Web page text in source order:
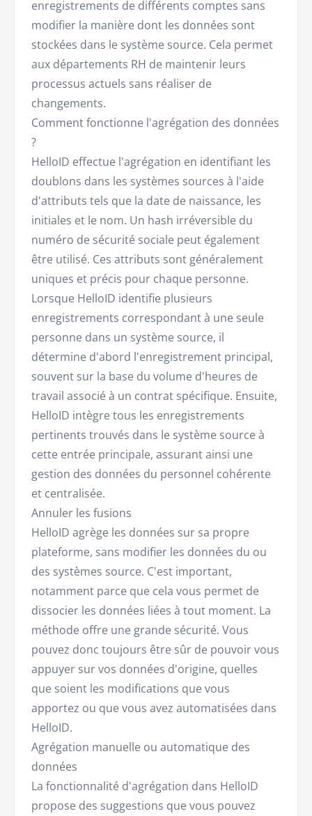
enregistrements de différents comptes sans
modifier la manière dont les données sont
stockées dans le système source. Cela permet
aux départements RH de maintenir leurs
processus actuels sans réaliser de
changements.
Comment fonctionne l'agrégation des données
?
HelloID effectue l'agrégation en identifiant les
doublons dans les systèmes sources à l'aide
d'attributs tels que la date de naissance, les
initiales et le nom. Un hash irréversible du
numéro de sécurité sociale peut également
être utilisé. Ces attributs sont généralement
uniques et précis pour chaque personne.
Lorsque HelloID identifie plusieurs
enregistrements correspondant à une seule
personne dans un système source, il
détermine d'abord l'enregistrement principal,
souvent sur la base du volume d'heures de
travail associé à un contrat spécifique. Ensuite,
HelloID intègre tous les enregistrements
pertinents trouvés dans le système source à
cette entrée principale, assurant ainsi une
gestion des données du personnel cohérente
et centralisée.
Annuler les fusions
HelloID agrège les données sur sa propre
plateforme, sans modifier les données du ou
des systèmes source. C'est important,
notamment parce que cela vous permet de
dissocier les données liées à tout moment. La
méthode offre une grande sécurité. Vous
pouvez donc toujours être sûr de pouvoir vous
appuyer sur vos données d'origine, quelles
que soient les modifications que vous
apportez ou que vous avez automatisées dans
HelloID.
Agrégation manuelle ou automatique des
données
La fonctionnalité d'agrégation dans HelloID
propose des suggestions que vous pouvez